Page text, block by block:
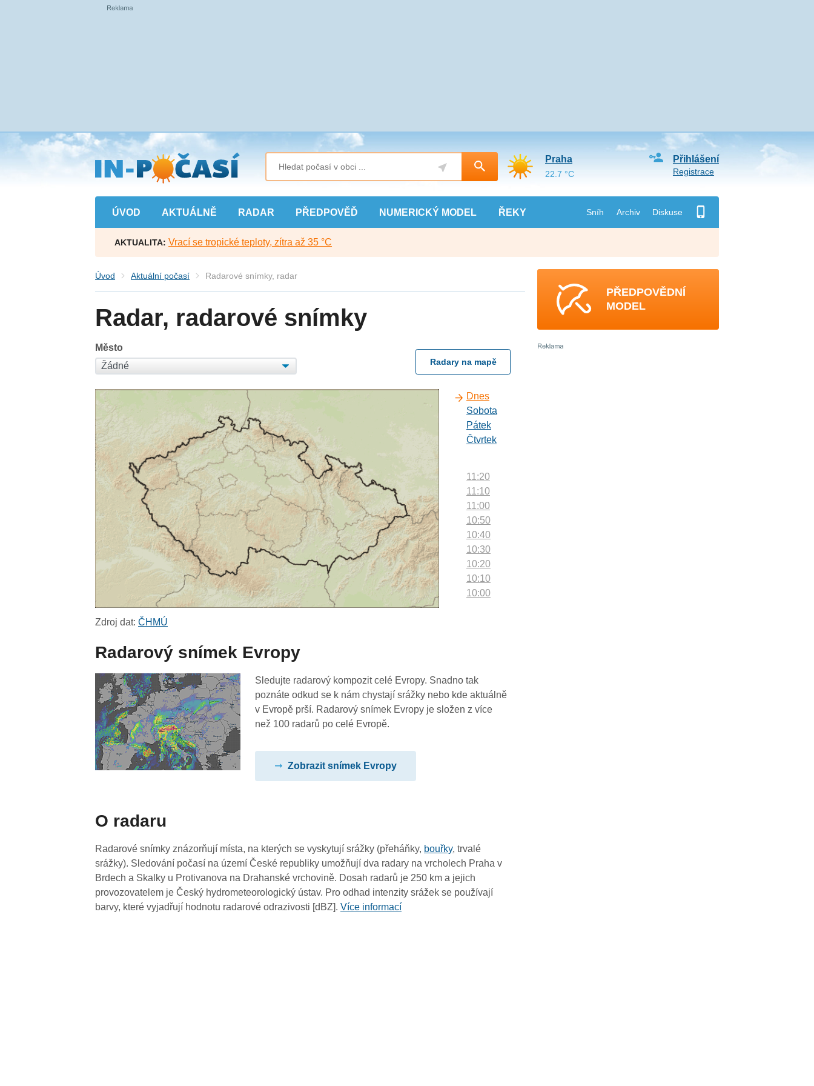
Přejít
na
hlavní
obsah
ÚVOD AKTUÁLNĚ RADAR PŘEDPOVĚĎ NUMERICKÝ MODEL ŘEKY Sníh Archiv Diskuse
Přihlášení
Registrace
Praha
22.7 °C
AKTUALITA: Vrací se tropické teploty, zítra až 35 °C
Úvod Aktuální počasí Radarové snímky, radar
Radar, radarové snímky
Město
Radary na mapě
Dnes
Sobota
Pátek
Čtvrtek
11:20
11:10
11:00
10:50
10:40
10:30
10:20
10:10
10:00
09:00
08:50
08:40
07:00
06:50
06:40
06:30
Zdroj dat:ČHMÚ
Radarový snímek Evropy
Sledujte radarový kompozit celé Evropy. Snadno tak
poznáte odkud se k nám chystají srážky nebo kde aktuálně
v Evropě prší. Radarový snímek Evropy je složen z více
než 100 radarů po celé Evropě.
Zobrazit snímek Evropy
O radaru
Radarové snímky znázorňují místa, na kterých se vyskytují srážky (přeháňky, bouřky, trvalé
srážky). Sledování počasí na území České republiky umožňují dva radary na vrcholech Praha v
Brdech a Skalky u Protivanova na Drahanské vrchovině. Dosah radarů je 250 km a jejich
provozovatelem je Český hydrometeorologický ústav. Pro odhad intenzity srážek se používají
barvy, které vyjadřují hodnotu radarové odrazivosti [dBZ].Více informací
PŘEDPOVĚDNÍ
MODEL